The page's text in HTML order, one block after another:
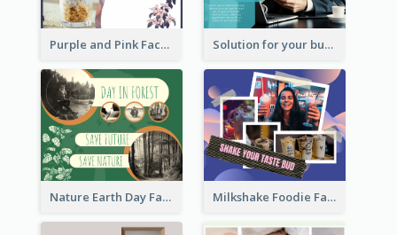
Purple and Pink Facebook Post Solution for your business Facebook Post
Nature Earth Day Facebook Post Milkshake Foodie Facebook Post